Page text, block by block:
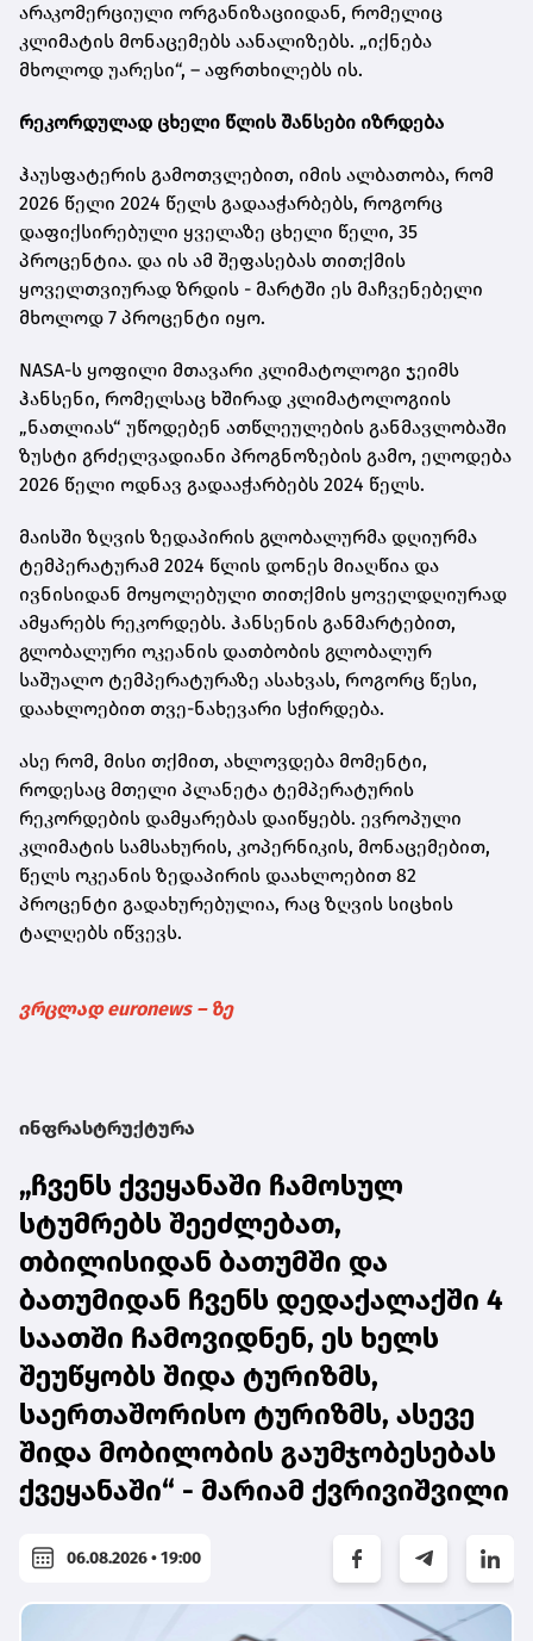
არაკომერციული ორგანიზაციიდან, რომელიც
კლიმატის მონაცემებს აანალიზებს. „იქნება
მხოლოდ უარესი“, – აფრთხილებს ის.
რეკორდულად ცხელი წლის შანსები იზრდება
ჰაუსფატერის გამოთვლებით, იმის ალბათობა, რომ
2026 წელი 2024 წელს გადააჭარბებს, როგორც
დაფიქსირებული ყველაზე ცხელი წელი, 35
პროცენტია. და ის ამ შეფასებას თითქმის
ყოველთვიურად ზრდის - მარტში ეს მაჩვენებელი
მხოლოდ 7 პროცენტი იყო.
NASA-ს ყოფილი მთავარი კლიმატოლოგი ჯეიმს
ჰანსენი, რომელსაც ხშირად კლიმატოლოგიის
„ნათლიას“ უწოდებენ ათწლეულების განმავლობაში
ზუსტი გრძელვადიანი პროგნოზების გამო, ელოდება
2026 წელი ოდნავ გადააჭარბებს 2024 წელს.
მაისში ზღვის ზედაპირის გლობალურმა დღიურმა
ტემპერატურამ 2024 წლის დონეს მიაღწია და
ივნისიდან მოყოლებული თითქმის ყოველდღიურად
ამყარებს რეკორდებს. ჰანსენის განმარტებით,
გლობალური ოკეანის დათბობის გლობალურ
საშუალო ტემპერატურაზე ასახვას, როგორც წესი,
დაახლოებით თვე-ნახევარი სჭირდება.
ასე რომ, მისი თქმით, ახლოვდება მომენტი,
როდესაც მთელი პლანეტა ტემპერატურის
რეკორდების დამყარებას დაიწყებს. ევროპული
კლიმატის სამსახურის, კოპერნიკის, მონაცემებით,
წელს ოკეანის ზედაპირის დაახლოებით 82
პროცენტი გადახურებულია, რაც ზღვის სიცხის
ტალღებს იწვევს.
ვრცლად euronews – ზე
ინფრასტრუქტურა
„ჩვენს ქვეყანაში ჩამოსულ
სტუმრებს შეეძლებათ,
თბილისიდან ბათუმში და
ბათუმიდან ჩვენს დედაქალაქში 4
საათში ჩამოვიდნენ, ეს ხელს
შეუწყობს შიდა ტურიზმს,
საერთაშორისო ტურიზმს, ასევე
შიდა მობილობის გაუმჯობესებას
ქვეყანაში“ - მარიამ ქვრივიშვილი
06.08.2026 • 19:00